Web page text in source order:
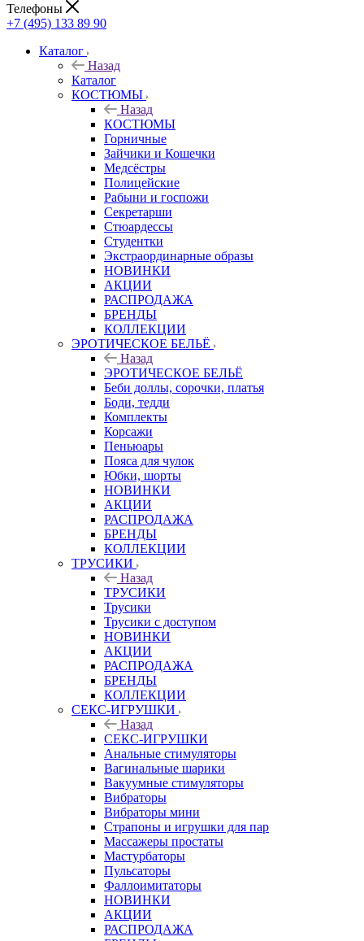
Телефоны
+7 (495) 133 89 90
Каталог
Назад
Каталог
КОСТЮМЫ
Назад
КОСТЮМЫ
Горничные
Зайчики и Кошечки
Медсёстры
Полицейские
Рабыни и госпожи
Секретарши
Стюардессы
Студентки
Экстраординарные образы
НОВИНКИ
АКЦИИ
РАСПРОДАЖА
БРЕНДЫ
КОЛЛЕКЦИИ
ЭРОТИЧЕСКОЕ БЕЛЬЁ
Назад
ЭРОТИЧЕСКОЕ БЕЛЬЁ
Беби доллы, сорочки, платья
Боди, тедди
Комплекты
Корсажи
Пеньюары
Пояса для чулок
Юбки, шорты
НОВИНКИ
АКЦИИ
РАСПРОДАЖА
БРЕНДЫ
КОЛЛЕКЦИИ
ТРУСИКИ
Назад
ТРУСИКИ
Трусики
Трусики с доступом
НОВИНКИ
АКЦИИ
РАСПРОДАЖА
БРЕНДЫ
КОЛЛЕКЦИИ
СЕКС-ИГРУШКИ
Назад
СЕКС-ИГРУШКИ
Анальные стимуляторы
Вагинальные шарики
Вакуумные стимуляторы
Вибраторы
Вибраторы мини
Страпоны и игрушки для пар
Массажеры простаты
Мастурбаторы
Пульсаторы
Фаллоимитаторы
НОВИНКИ
АКЦИИ
РАСПРОДАЖА